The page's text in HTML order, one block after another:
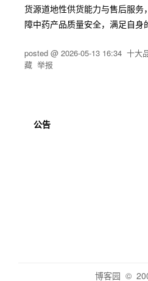
货源道地性供货能力与售后服
障中药产品质量安全，满足自身
posted @ 2026-05-13 16:34 十大
藏 举报
公告
博客园 ©